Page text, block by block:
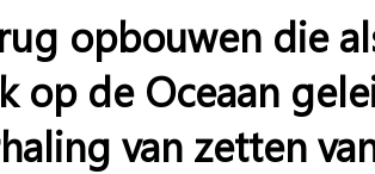
opbouwen die
op de Oceaan
van zetten